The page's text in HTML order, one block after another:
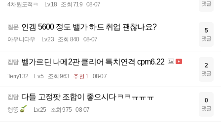
4차원도적ㅋ Lv.18 조회 719 08-07 댓글
질문 인겜 5600 정도 밸가 하드 취업 괜찮나요?
아우니다우 Lv.23 조회 840 08-07
5
댓글
잡담 벨가르딘 나메2관 클리어 특치연격 cpm6.22
Terry132 Lv.5 조회 963 추천 1 08-07
2
댓글
잡담 다들 고정팟 조합이 좋으시다ㅋㅋㅠㅠㅠ
행뚱 Lv.25 조회 975 08-07
0
댓글